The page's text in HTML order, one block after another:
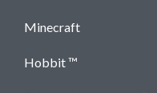
Minecraft
Hobbit ™